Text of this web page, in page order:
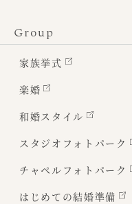
Group
家族挙式
楽婚
和婚スタイル
スタジオフォトパーク
チャペルフォトパーク
はじめての結婚準備